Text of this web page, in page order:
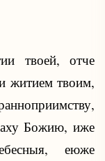
твоей, отче
житием твоим,
Божию, иже
еюже